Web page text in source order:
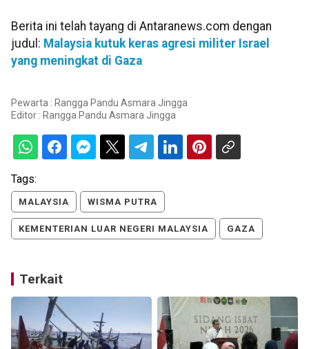
Berita ini telah tayang di Antaranews.com dengan
judul: Malaysia kutuk keras agresi militer Israel
yang meningkat di Gaza
Pewarta : Rangga Pandu Asmara Jingga
Editor : Rangga Pandu Asmara Jingga
Tags:
MALAYSIA WISMA PUTRA
KEMENTERIAN LUAR NEGERI MALAYSIA GAZA
Terkait